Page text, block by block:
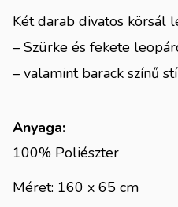
Két darab divatos körsál
– Szürke és fekete
– valamint barack színű
Anyaga:
100% Poliészter
Méret: 160 x 65 cm